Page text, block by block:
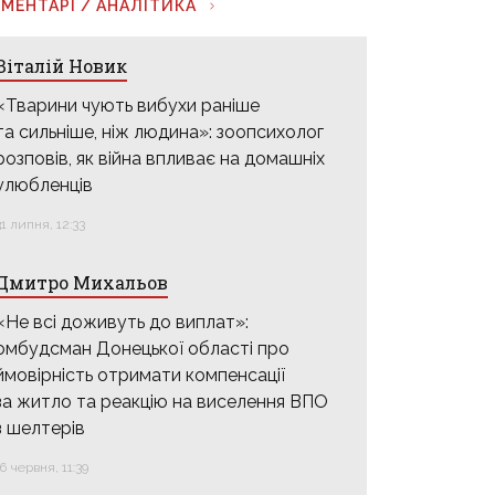
/ АНАЛІТИКА
Новик
чують вибухи раніше
сильніше, ніж людина»: зоопсихолог
як війна впливає на домашніх
липня, 12:33
Михальов
всі доживуть до виплат»:
Донецької області про
отримати компенсації
житло та реакцію на виселення ВПО
шелтерів
червня, 11:39